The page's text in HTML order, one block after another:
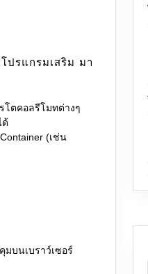
ปรแกรมเสริม มา
โตคอลรีโมทต่างๆ
ด้
(เช่น
มบนเบราว์เซอร์